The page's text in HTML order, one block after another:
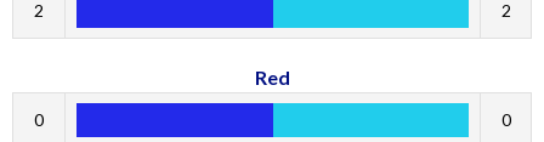
2 2
Red
0 0